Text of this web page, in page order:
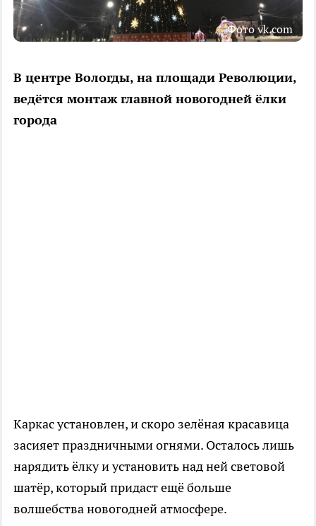
Фото vk.com
В центре Вологды, на площади Революции,
ведётся монтаж главной новогодней ёлки
города
Каркас установлен, и скоро зелёная красавица
засияет праздничными огнями. Осталось лишь
нарядить ёлку и установить над ней световой
шатёр, который придаст ещё больше
волшебства новогодней атмосфере.